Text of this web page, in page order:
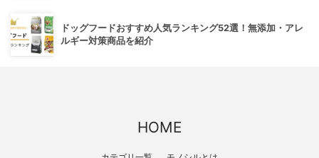
ドッグフードおすすめ人気ランキング52選！無添加・アレ
ルギー対策商品を紹介
HOME